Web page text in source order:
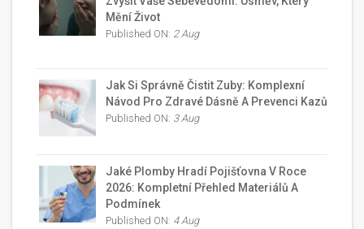
Mění Život
Published ON: 2 Aug
Jak Si Správně Čistit Zuby: Komplexní
Návod Pro Zdravé Dásně A Prevenci Kazů
Published ON: 3 Aug
Jaké Plomby Hradí Pojišťovna V Roce
2026: Kompletní Přehled Materiálů A
Podmínek
Published ON: 4 Aug